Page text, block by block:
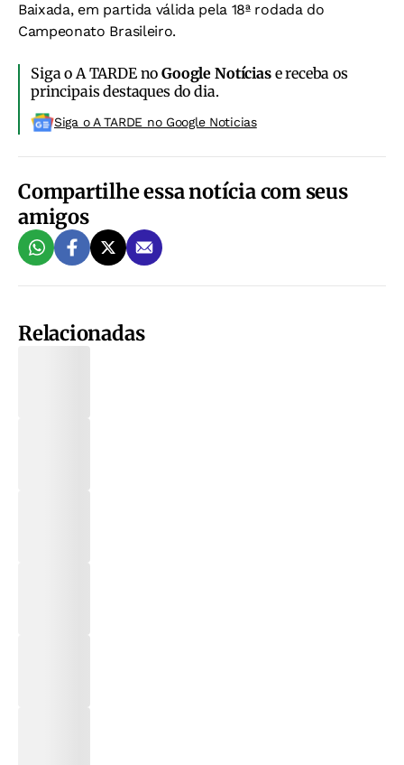
Baixada, em partida válida pela 18ª rodada do
Campeonato Brasileiro.
Siga o A TARDE noGoogle Notíciase receba os
principais destaques do dia.
Siga o A TARDE no Google Noticias
Compartilhe essa notícia com seus
amigos
Relacionadas